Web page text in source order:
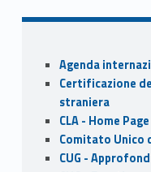
b
o
o
k
d
o
n
l
Sidebar
Agenda
Certificazione
straniera
CLA - Home Page
Comitato Unico
CUG -